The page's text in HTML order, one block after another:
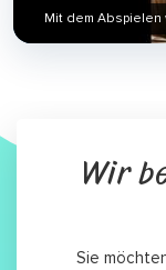
Mit dem
Wir
Sie